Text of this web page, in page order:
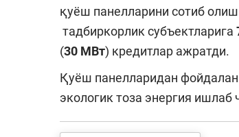
қуёш панелларини сотиб
тадбиркорлик субъектларига
(30 МВт) кредитлар ажратди.
Қуёш панелларидан
экологик тоза энергия